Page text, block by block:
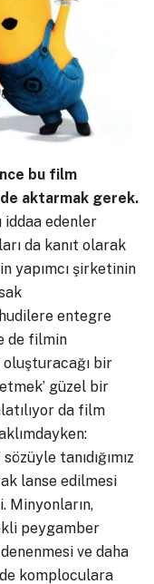
bu film
aktarmak gerek.
edenler
da kanıt olarak
yapımcı şirketinin
entegre
de filmin
bir
güzel bir
da film
tanıdığımız
lanse edilmesi
Minyonların,
peygamber
ve daha
komploculara